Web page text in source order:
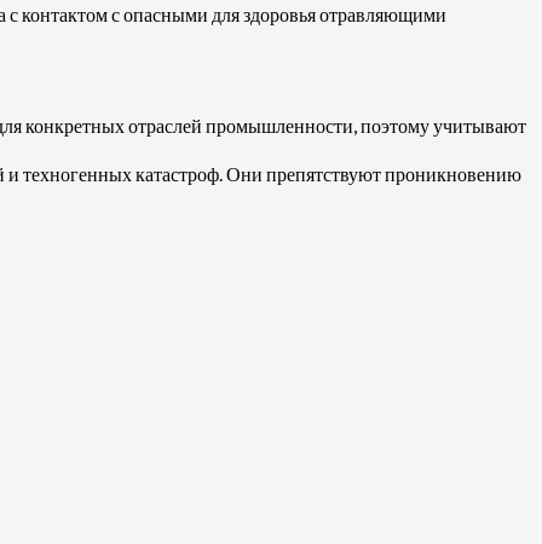
с контактом с опасными для здоровья отравляющими
конкретных отраслей промышленности, поэтому учитывают
техногенных катастроф. Они препятствуют проникновению